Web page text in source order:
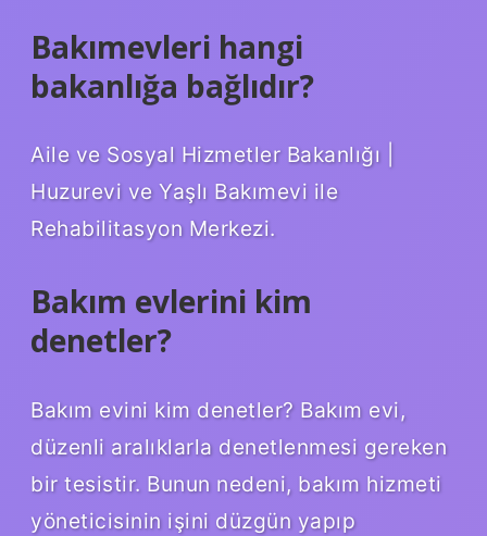
Bakımevleri hangi
bakanlığa bağlıdır?
Aile ve Sosyal Hizmetler Bakanlığı |
Huzurevi ve Yaşlı Bakımevi ile
Rehabilitasyon Merkezi.
Bakım evlerini kim
denetler?
Bakım evini kim denetler? Bakım evi,
düzenli aralıklarla denetlenmesi gereken
bir tesistir. Bunun nedeni, bakım hizmeti
yöneticisinin işini düzgün yapıp